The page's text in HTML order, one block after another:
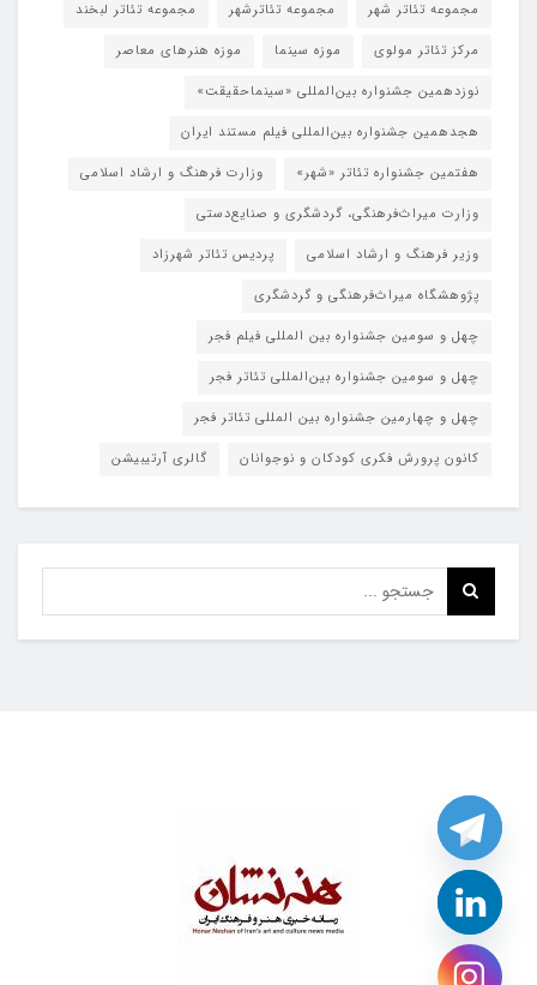
مجموعه تئاتر شهر
مجموعه تئاترشهر
مجموعه تئاتر لبخند
مرکز تئاتر مولوی
موزه سینما
موزه هنرهای معاصر
نوزدهمین جشنواره بین‌المللی «سینماحقیقت»
هجدهمین جشنواره بین‌المللی فیلم مستند ایران
هفتمین جشنواره تئاتر «شهر»
وزارت فرهنگ و ارشاد اسلامی
وزارت میراث‌فرهنگی، گردشگری و صنایع‌دستی
وزیر فرهنگ و ارشاد اسلامی
پردیس تئاتر شهرزاد
پژوهشگاه میراث‌فرهنگی و گردشگری
چهل و سومین جشنواره بین المللی فیلم فجر
چهل و سومین جشنواره بین‌المللی تئاتر فجر
چهل و چهارمین جشنواره بین المللی تئاتر فجر
کانون پرورش فکری کودکان و نوجوانان
گالری آرتیبیشن